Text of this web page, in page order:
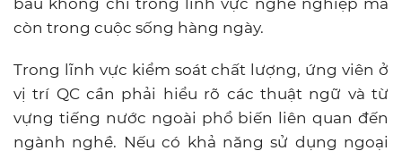
báu không chỉ trong lĩnh vực nghề nghiệp mà
còn trong cuộc sống hàng ngày.
Trong lĩnh vực kiểm soát chất lượng, ứng viên ở
vị trí QC cần phải hiểu rõ các thuật ngữ và từ
vựng tiếng nước ngoài phổ biến liên quan đến
ngành nghề. Nếu có khả năng sử dụng ngoại